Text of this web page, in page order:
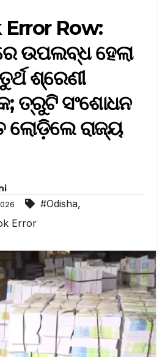
Row:
ଉପଲବ୍ଧ ହେଲା
ଶ୍ରେଣୀ
ତ୍ରୁଟି ସଂଶୋଧନ
ଲୋଡ଼ିଲେ ରାଜ୍ୟ
#Odisha,
Error